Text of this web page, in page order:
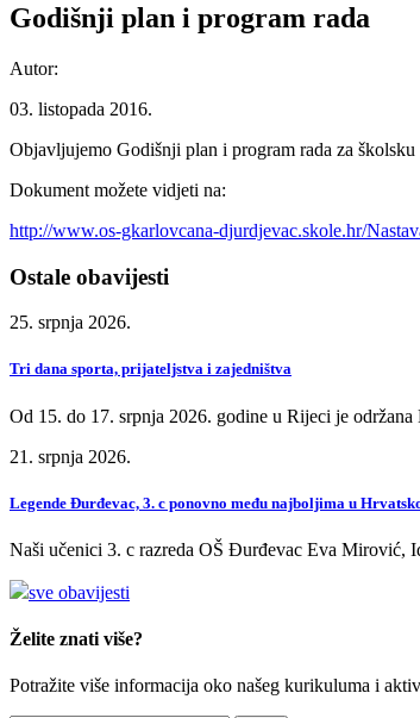
Godišnji plan i program rada
Autor:
03. listopada 2016.
Objavljujemo Godišnji plan i program rada za
Dokument možete vidjeti na:
http://www.os-gkarlovcana-djurdjevac.skole.hr/
Ostale obavijesti
25. srpnja 2026.
Tri dana sporta, prijateljstva i zajedništva
Od 15. do 17. srpnja 2026. godine u Rijeci je
21. srpnja 2026.
Legende Đurđevac, 3. c ponovno među najboljima u
Naši učenici 3. c razreda OŠ Đurđevac Eva
sve obavijesti
Želite znati više?
Potražite više informacija oko našeg kurikuluma i